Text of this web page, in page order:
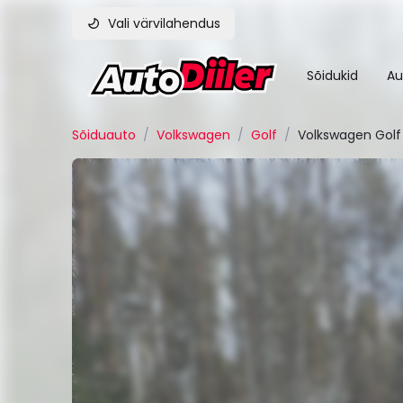
Vali värvilahendus
Sõidukid
Sõiduauto / Volkswagen / Golf / Volkswagen Golf